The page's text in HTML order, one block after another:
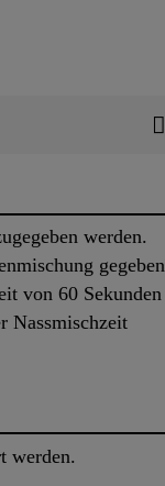
werden.
gegeben
von 60 Sekunden
Nassmischzeit
werden.